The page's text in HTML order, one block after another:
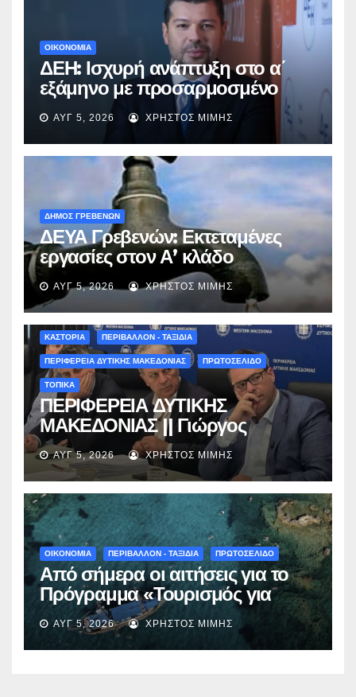
ΟΙΚΟΝΟΜΙΑ
ΔΕΗ: Ισχυρή ανάπτυξη στο α΄
εξάμηνο με προσαρμοσμένο
EBITDA στα €1,2 δισ.
ΑΥΓ 5, 2026 ΧΡΉΣΤΟΣ ΜΊΜΗΣ
ΔΗΜΟΣ ΓΡΕΒΕΝΩΝ
ΔΕΥΑ Γρεβενών: Εκτεταμένες
εργασίες στον Α’ κλάδο
ύδρευσης – Ποιες περιοχές
επηρεάζονται την Πέμπτη
ΑΥΓ 5, 2026 ΧΡΉΣΤΟΣ ΜΊΜΗΣ
ΚΑΣΤΟΡΙΑ ΠΕΡΙΒΑΛΛΟΝ - ΤΑΞΙΔΙΑ
ΠΕΡΙΦΕΡΕΙΑ ΔΥΤΙΚΗΣ ΜΑΚΕΔΟΝΙΑΣ ΠΡΩΤΟΣΕΛΙΔΟ
ΤΟΠΙΚΑ
ΠΕΡΙΦΕΡΕΙΑ ΔΥΤΙΚΗΣ
ΜΑΚΕΔΟΝΙΑΣ || Γιώργος
Αμανατίδης για Φράγμα
Νεστορίου: «Η δέσμευσή μας
γίνεται πράξη με εξασφαλισμένη
χρηματοδότηση»
ΑΥΓ 5, 2026 ΧΡΉΣΤΟΣ ΜΊΜΗΣ
ΟΙΚΟΝΟΜΙΑ ΠΕΡΙΒΑΛΛΟΝ - ΤΑΞΙΔΙΑ ΠΡΩΤΟΣΕΛΙΔΟ
Από σήμερα οι αιτήσεις για το
Πρόγραμμα «Τουρισμός για
Όλους 2026-2027» – Πότε λήγει
η προσθεσμία
ΑΥΓ 5, 2026 ΧΡΉΣΤΟΣ ΜΊΜΗΣ